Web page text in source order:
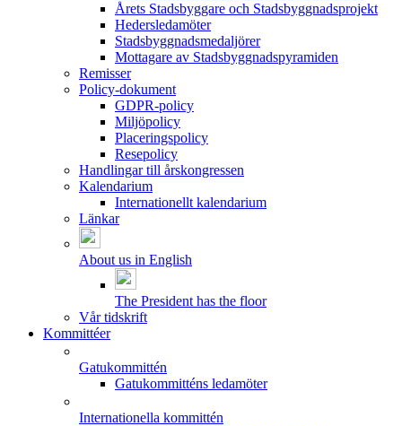
Årets Stadsbyggare och Stadsbyggnadsprojekt
Hedersledamöter
Stadsbyggnadsmedaljörer
Mottagare av Stadsbyggnadspyramiden
Remisser
Policy-dokument
GDPR-policy
Miljöpolicy
Placeringspolicy
Resepolicy
Handlingar till årskongressen
Kalendarium
Internationellt kalendarium
Länkar
About us in English
The President has the floor
Vår tidskrift
Kommittéer
Gatukommittén
Gatukommitténs ledamöter
Internationella kommittén